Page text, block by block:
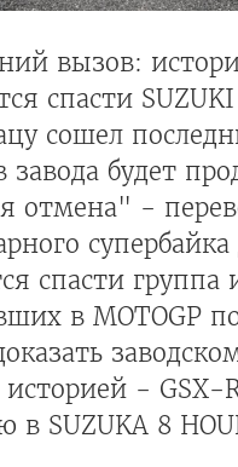
вызов:
спасти
сошел
завода будет
отмена" -
спасти группа
в MOTOGP
- GSX-
в SUZUKA 8